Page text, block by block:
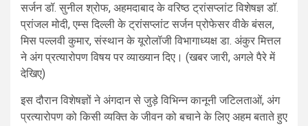
सर्जन डॉ. सुनील श्रोफ, अहमदाबाद के वरिष्ठ ट्रांसप्लांट विशेषज्ञ डॉ.
प्रांजल मोदी, एम्स दिल्ली के ट्रांसप्लांट सर्जन प्रोफेसर वीके बंसल,
मिस पल्लवी कुमार, संस्थान के यूरोलॉजी विभागाध्यक्ष डा. अंकुर मित्तल
ने अंग प्रत्यारोपण विषय पर व्याख्यान दिए। (खबर जारी, अगले पैरे में
देखिए)
इस दौरान विशेषज्ञों ने अंगदान से जुड़े विभिन्न कानूनी जटिलताओं, अंग
प्रत्यारोपण को किसी व्यक्ति के जीवन को बचाने के लिए अहम बताते हुए